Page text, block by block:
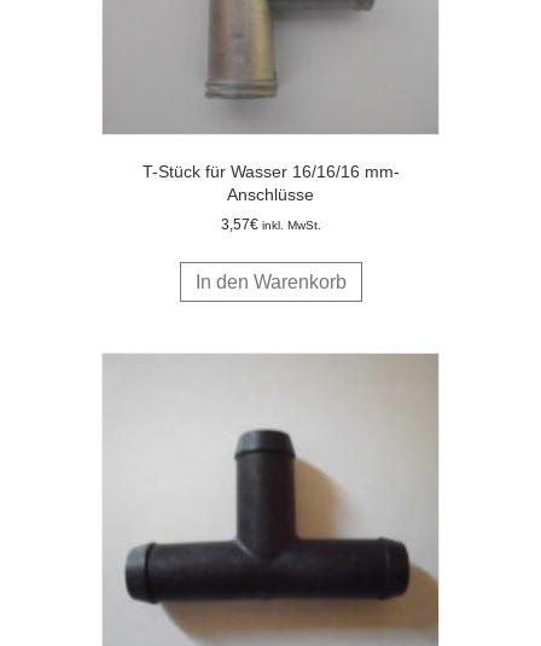
T-Stück für Wasser 16/16/16 mm-
Anschlüsse
3,57€ inkl. MwSt.
In den Warenkorb